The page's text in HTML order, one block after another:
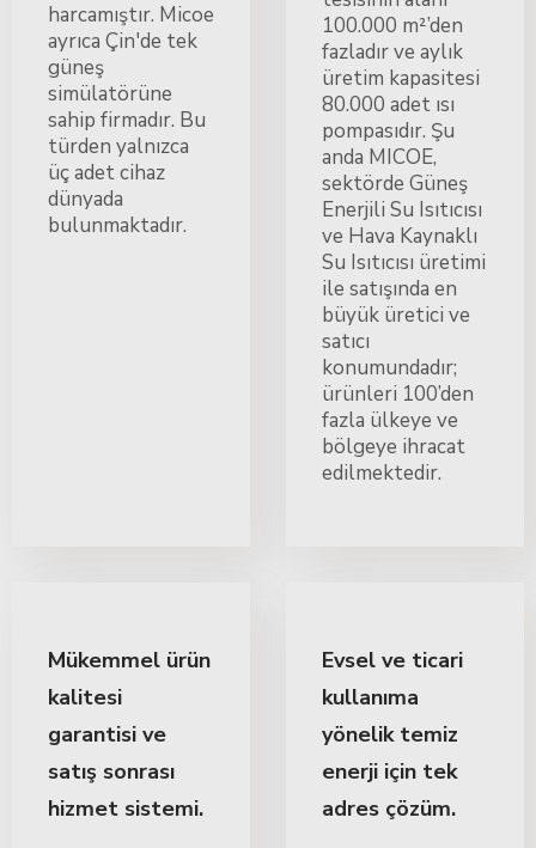
harcamıştır. Micoe
ayrıca Çin'de tek
güneş
simülatörüne
sahip firmadır. Bu
türden yalnızca
üç adet cihaz
dünyada
bulunmaktadır.
100.000 m²’den
fazladır ve aylık
üretim kapasitesi
80.000 adet ısı
pompasıdır. Şu
anda MICOE,
sektörde Güneş
Enerjili Su Isıtıcısı
ve Hava Kaynaklı
Su Isıtıcısı üretimi
ile satışında en
büyük üretici ve
satıcı
konumundadır;
ürünleri 100’den
fazla ülkeye ve
bölgeye ihracat
edilmektedir.
Mükemmel ürün
kalitesi
garantisi ve
satış sonrası
hizmet sistemi.
Evsel ve ticari
kullanıma
yönelik temiz
enerji için tek
adres çözüm.